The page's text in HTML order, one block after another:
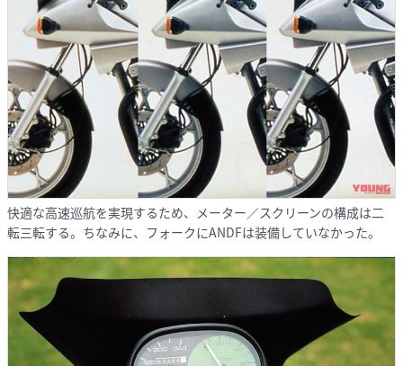
快適な高速巡航を実現するため、メーター／スクリーンの構成は二
転三転する。ちなみに、フォークにANDFは装備していなかった。